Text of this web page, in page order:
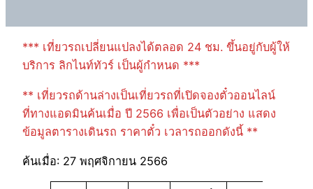
*** เที่ยวรถเปลี่ยนแปลงได้ตลอด 24 ชม. ขึ้นอยู่กับผู้ให้
บริการ ลิกไนท์ทัวร์ เป็นผู้กำหนด ***
** เที่ยวรถด้านล่างเป็นเที่ยวรถที่เปิดจองตั๋วออนไลน์
ที่ทางแอดมินค้นเมื่อ ปี 2566 เพื่อเป็นตัวอย่าง แสดง
ข้อมูลตารางเดินรถ ราคาตั๋ว เวลารถออกดังนี้ **
ค้นเมื่อ: 27 พฤศจิกายน 2566